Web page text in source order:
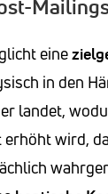
eine
in den
landet,
wird,